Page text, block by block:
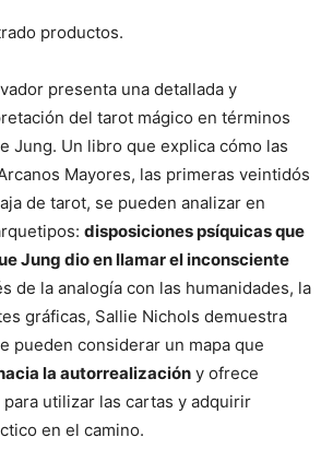
productos.
presenta una detallada y
del tarot mágico en términos
Jung. Un libro que explica cómo las
Mayores, las primeras veintidós
de tarot, se pueden analizar en
disposiciones psíquicas que
Jung dio en llamar el inconsciente
de la analogía con las humanidades, la
gráficas, Sallie Nichols demuestra
pueden considerar un mapa que
la autorrealización y ofrece
utilizar las cartas y adquirir
en el camino.